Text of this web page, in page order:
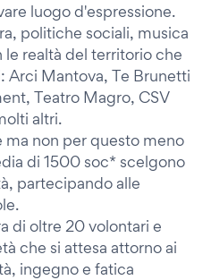
luogo d'espressione.
politiche sociali, musica
realtà del territorio che
Arci Mantova, Te Brunetti
Teatro Magro, CSV
altri.
ma non per questo meno
di 1500 soc* scelgono
partecipando alle
di oltre 20 volontari e
che si attesa attorno ai
ingegno e fatica